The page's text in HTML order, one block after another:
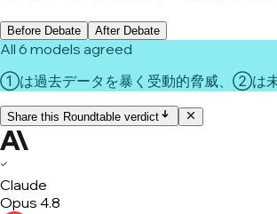
Before Debate After Debate
All 6 models agreed
①は過去データを暴く受動的脅威、②は未
Share this Roundtable verdict
✓
Claude
Opus 4.8